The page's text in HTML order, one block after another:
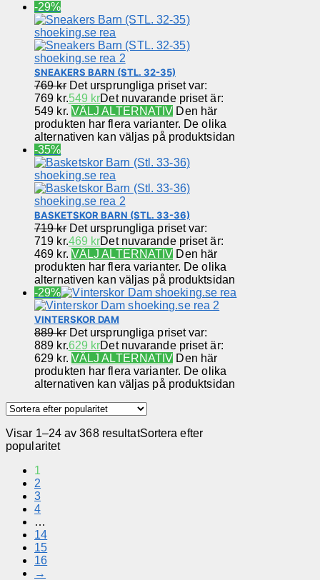
-29%
SNEAKERS BARN (STL. 32-35)
769kr Det ursprungliga priset var:
769 kr.549 krDet nuvarande priset är:
549 kr. VÄLJ ALTERNATIV Den här
produkten har flera varianter. De olika
alternativen kan väljas på produktsidan
-35%
BASKETSKOR BARN (STL. 33-36)
719kr Det ursprungliga priset var:
719 kr.469 krDet nuvarande priset är:
469 kr. VÄLJ ALTERNATIV Den här
produkten har flera varianter. De olika
alternativen kan väljas på produktsidan
-29%
VINTERSKOR DAM
889kr Det ursprungliga priset var:
889 kr.629 krDet nuvarande priset är:
629 kr. VÄLJ ALTERNATIV Den här
produkten har flera varianter. De olika
alternativen kan väljas på produktsidan
Visar 1–24 av 368 resultatSortera efter
popularitet
1
2
3
4
…
14
15
16
→